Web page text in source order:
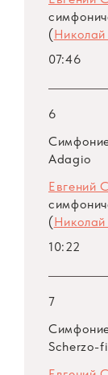
АРСМ I,
АРСМ I,
(
07:46
6
Adagio
Евгений
(
10:22
7
Scherzo-